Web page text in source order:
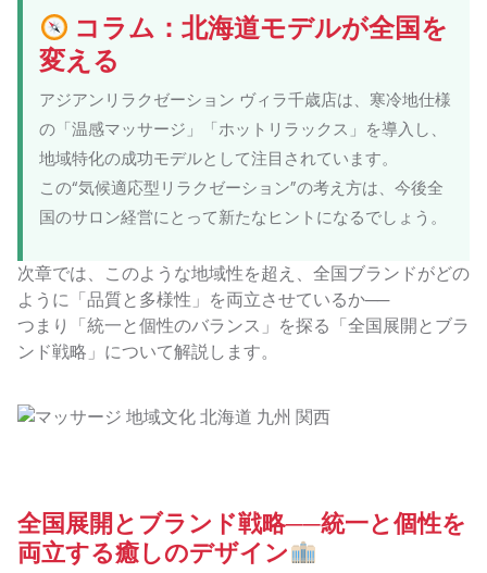
コラム：北海道モデルが全国を
変える
アジアンリラクゼーション ヴィラ千歳店は、寒冷地仕様
の「温感マッサージ」「ホットリラックス」を導入し、
地域特化の成功モデルとして注目されています。
この“気候適応型リラクゼーション”の考え方は、今後全
国のサロン経営にとって新たなヒントになるでしょう。
次章では、このような地域性を超え、全国ブランドがどの
ように「品質と多様性」を両立させているか──
つまり「統一と個性のバランス」を探る「全国展開とブラ
ンド戦略」について解説します。
全国展開とブランド戦略──統一と個性を
両立する癒しのデザイン